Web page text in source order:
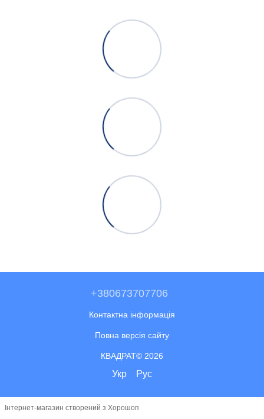
+380673707706
Контактна інформація
Повна версія сайту
КВАДРАТ© 2026
Укр Рус
Інтернет-магазин створений з Хорошоп